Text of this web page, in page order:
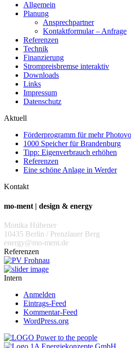
Allgemein
Planung
Ansprechpartner
Kontaktformular – Anfrage
Referenzen
Technik
Finanzierung
Strompreisbremse interaktiv
Downloads
Links
Impressum
Datenschutz
Aktuell
Förderprogramm für mehr
1000 Speicher für Brandenburg
Tipp: Eigenverbrauch erhöhen
Referenzen
Eine schöne Anlage in Werder
Kontakt
mo-ment | design & energy
Monika Hübener
10435 Berlin / Prenzlauer Berg
energy@mo-ment.de
Referenzen
Intern
Anmelden
Eintrags-Feed
Kommentar-Feed
WordPress.org